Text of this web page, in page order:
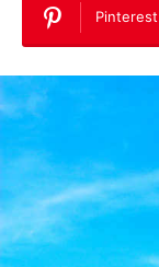
Pinterest